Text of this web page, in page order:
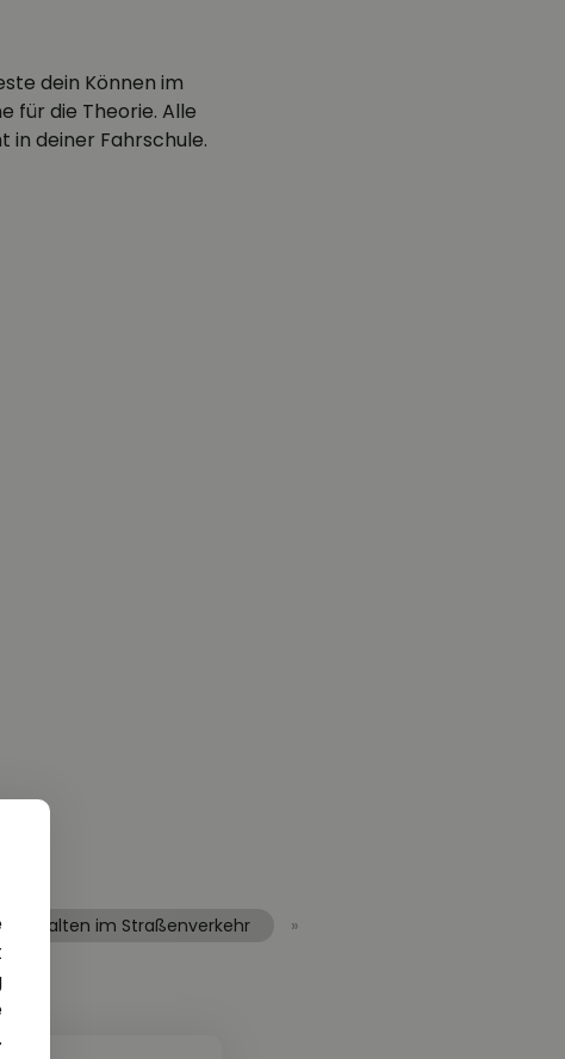
dein Können im
für die Theorie. Alle
in deiner Fahrschule.
Verhalten im Straßenverkehr
»